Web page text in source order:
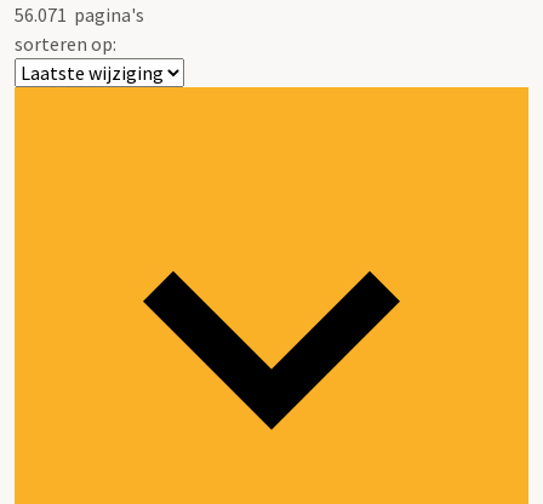
56.071 pagina's
sorteren op: